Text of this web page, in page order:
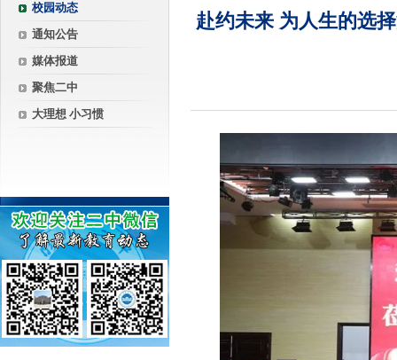
校园动态
通知公告
媒体报道
聚焦二中
大理想 小习惯
赴约未来 为人生的选